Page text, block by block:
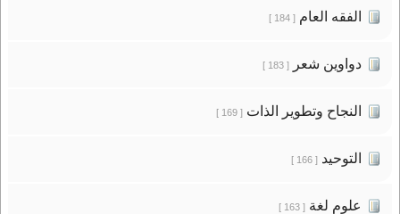
الفقه العام[ 184 ]
دواوين شعر[ 183 ]
النجاح وتطوير الذات[ 169 ]
التوحيد[ 166 ]
علوم لغة[ 163 ]